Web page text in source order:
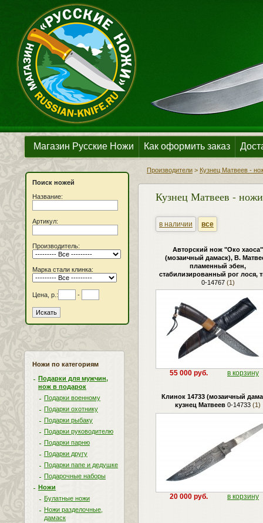
Магазин Русские Ножи Как оформить заказ
Поиск ножей
Название:
Артикул:
Производитель:
Марка стали клинка:
Цена, р.: -
Ножи по категориям
Подарки для мужчин,
нож в подарок
Подарки военному
Подарки охотнику
Подарки рыбаку
Подарки руководителю
Подарки парню
Подарки другу
Подарки папе и дедушке
Подарочные наборы
Ножи
Булатные ножи
Ножи разделочные,
дамаск
Производители > Кузнец Матвеев -
Кузнец Матвеев -
в наличии все
Авторский нож "Око хаоса"
(мозаичный дамаск), В.
пламенный эбен,
стабилизированный рог лося,
0-14767(1)
55 000 руб. в корзину
Клинок 14733 (мозаичный
кузнец Матвеев 0-14733 (1)
20 000 руб. в корзину